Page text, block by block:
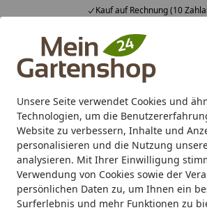
Unsere Seite verwendet Cookies und
Technologien, um die
Website zu verbessern, Inhalte und
personalisieren und die Nutzung
analysieren. Mit Ihrer Einwilligung
Verwendung von Cookies sowie der
persönlichen Daten zu, um Ihnen ein
Surferlebnis und mehr Funktionen zu
Kauf auf Rechnung (10
Alle Produkte
Mein Konto
Suchen
Karibu Pools inkl. gratis
Starterset (Gesamtwert
Startseite
Carport/Garage/Vordach Vordach